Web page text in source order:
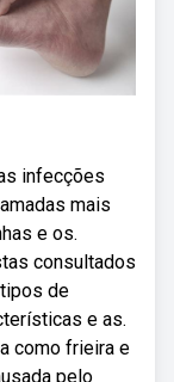
infecções
mais
e os.
consultados
de
e as.
como frieira e
pelo